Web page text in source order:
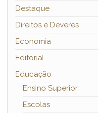
Destaque
Direitos e Deveres
Economia
Editorial
Educação
Ensino Superior
Escolas